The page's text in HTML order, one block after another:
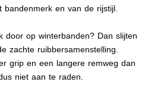
bandenmerk en van de rijstijl.
door op winterbanden? Dan slijten
zachte ruibbersamenstelling.
grip en een langere remweg dan
niet aan te raden.